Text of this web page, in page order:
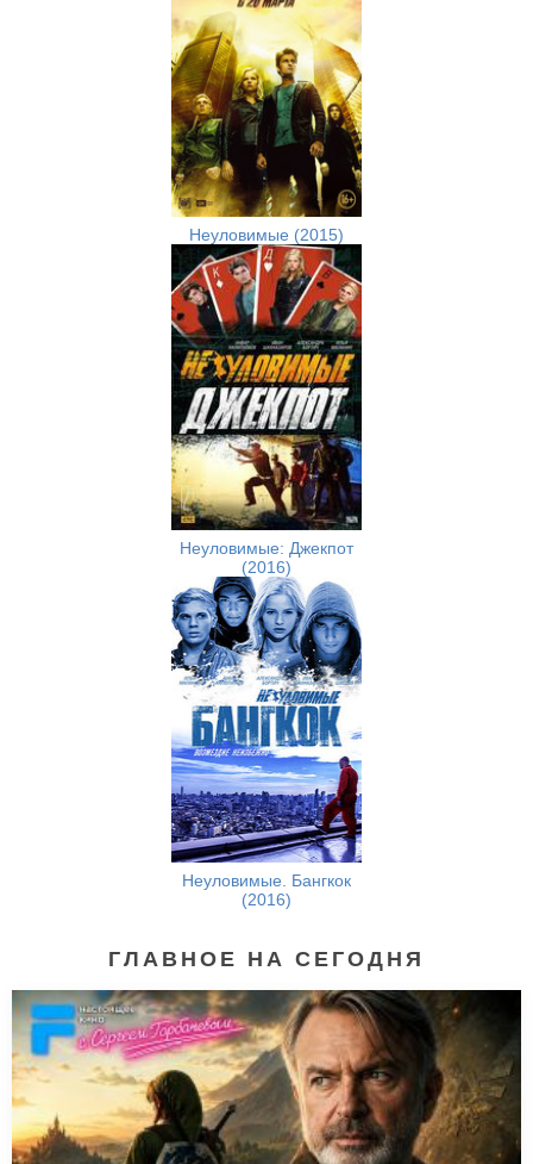
Неуловимые (2015)
Неуловимые: Джекпот
(2016)
Неуловимые. Бангкок
(2016)
ГЛАВНОЕ НА СЕГОДНЯ